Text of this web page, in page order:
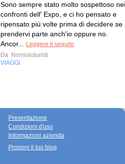
Sono sempre stato molto sospettoso nei
confronti dell' Expo, e ci ho pensato e
ripensato più volte prima di decidere se
prendervi parte anch'io oppure no.
Ancor... Leggere il seguito
Da Nonsoloturisti
VIAGGI
Presentazione
Condizioni d'uso
Informazioni azienda
Proponi il tuo blog